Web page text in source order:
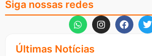
Siga nossas redes
Últimas Notícias